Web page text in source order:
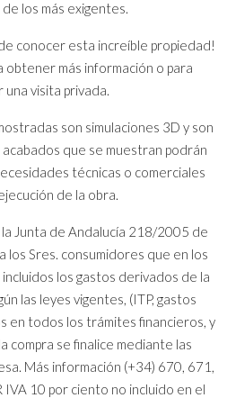
los más exigentes.
conocer esta increíble propiedad!
más información o para
una visita privada.
son simulaciones 3D y son
que se muestran podrán
técnicas o comerciales
de la obra.
la Junta de Andalucía 218/2005 de
los Sres. consumidores que en los
los gastos derivados de la
las leyes vigentes, (ITP, gastos
en todos los trámites financieros, y
compra se finalice mediante las
Más información (+34) 670, 671,
IVA 10 por ciento no incluido en el